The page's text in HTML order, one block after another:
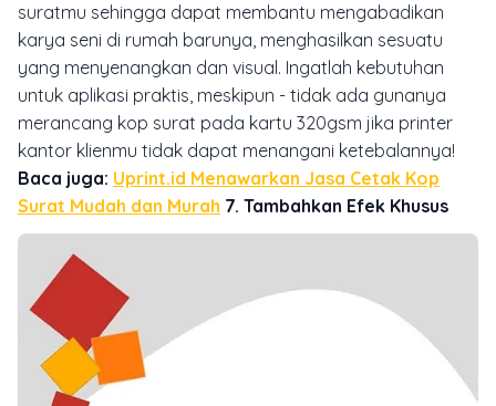
suratmu sehingga dapat membantu mengabadikan
karya seni di rumah barunya, menghasilkan sesuatu
yang menyenangkan dan visual. Ingatlah kebutuhan
untuk aplikasi praktis, meskipun - tidak ada gunanya
merancang kop surat pada kartu 320gsm jika printer
kantor klienmu tidak dapat menangani ketebalannya!
Baca juga: Uprint.id Menawarkan Jasa Cetak Kop
Surat Mudah dan Murah 7. Tambahkan Efek Khusus